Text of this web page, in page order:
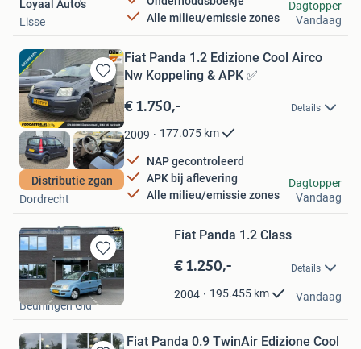
Alle milieu/emissie zones
Loyaal Auto's
Lisse
Dagtopper
Vandaag
Bewaren
in
Mijn
Favorieten
Distributie zgan
Fiat Panda 1.2 Edizione Cool Airco
Nw Koppeling & APK ✅
€ 1.750,- Details
2009 177.075 km
NAP gecontroleerd
APK bij aflevering
Alle milieu/emissie zones
Rodo Auto's
Dordrecht
Dagtopper
Vandaag
Bewaren
in
Mijn
Favorieten
Fiat Panda 1.2 Class
€ 1.250,- Details
2004 195.455 km
Gerrits Ocassions
Beuningen Gld
Vandaag
Fiat Panda 0.9 TwinAir Edizione Cool